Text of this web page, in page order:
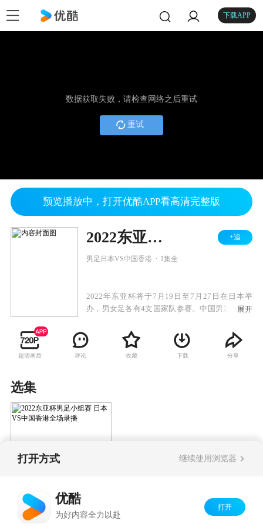
下载APP
数据获取失败，请检查网络之后重试
重试
预览播放中，打开优酷APP看高清完整版
2022东亚杯 男足 日本VS中国香港 +追
男足日本VS中国香港 1集全
2022年东亚杯将于7月19日至7月27日在日本举
办，男女足各有4支国家队参赛。中国男足U23队
男足首场迎战韩国，次战日本，末战中国香港；
女足首战中国台北，次战韩国，最后一场对阵日
展开
超清画质 评论 收藏 下载 分享
选集
录播
京ICP备06050721号-1
打开方式 继续使用浏览器
优酷
为好内容全力以赴
打开